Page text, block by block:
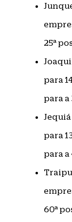
25ª
para
para a
Jequiá
para
para a
60ª